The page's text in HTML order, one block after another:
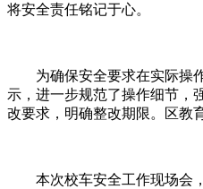
将安全责任铭记于心。
为确保安全要求在实际操作
示，进一步规范了操作细节，
改要求，明确整改期限。区教
本次校车安全工作现场会，